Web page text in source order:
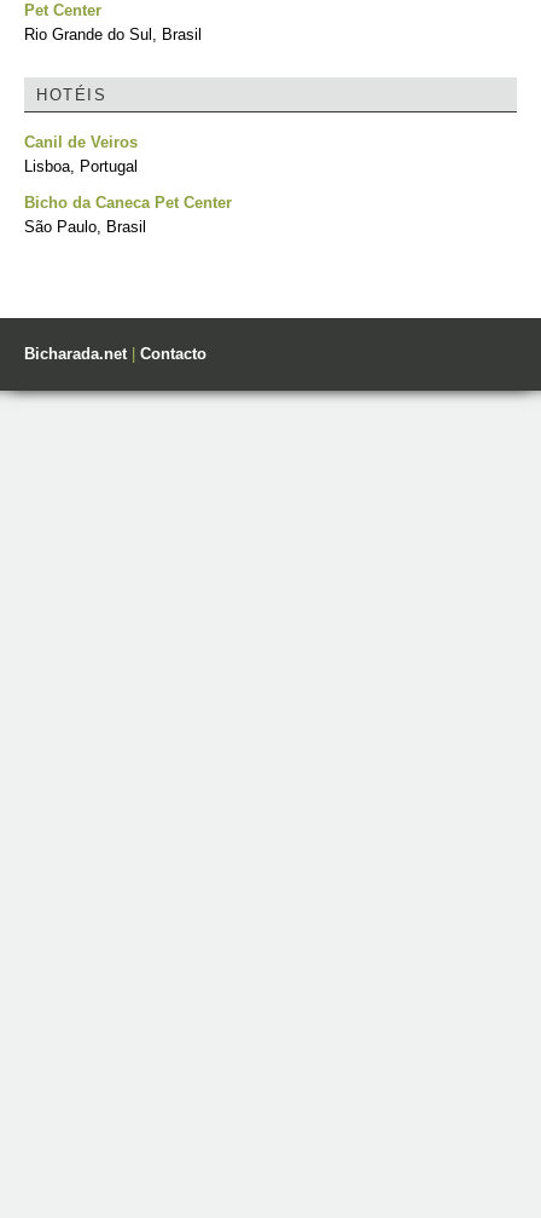
Pet Center
Rio Grande do Sul, Brasil
HOTÉIS
Canil de Veiros
Lisboa, Portugal
Bicho da Caneca Pet Center
São Paulo, Brasil
Bicharada.net| Contacto